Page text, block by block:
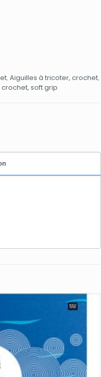
, Aiguilles à tricoter, crochet,
crochet, soft grip